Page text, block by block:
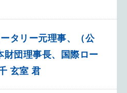
タリー元理事、（公
財団理事長、国際ロー
玄室 君